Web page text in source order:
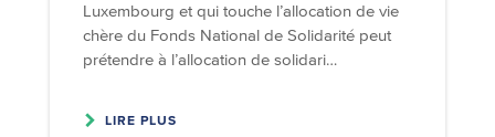
Luxembourg et qui touche l’allocation de vie
chère du Fonds National de Solidarité peut
prétendre à l’allocation de solidari…
LIRE PLUS